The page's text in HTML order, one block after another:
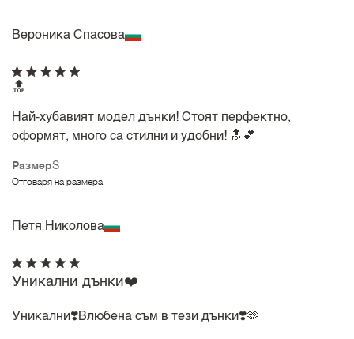
Вероника Спасова
РазмерS
Отговаря на размера
🔝
Най-хубавият модел дънки! Стоят перфектно,
оформят, много са стилни и удобни! 🔝💕
Петя Николова
Уникални дънки❤️
Уникални❣️Влюбена съм в тези дънки❣️🫶